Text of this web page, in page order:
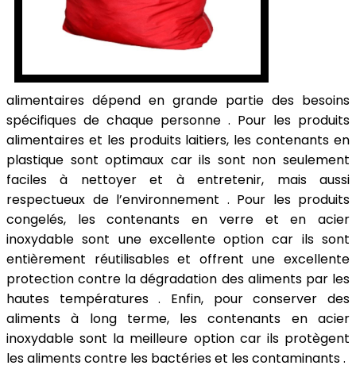
alimentaires dépend en grande partie des besoins
spécifiques de chaque personne . Pour les produits
alimentaires et les produits laitiers, les contenants en
plastique sont optimaux car ils sont non seulement
faciles à nettoyer et à entretenir, mais aussi
respectueux de l’environnement . Pour les produits
congelés, les contenants en verre et en acier
inoxydable sont une excellente option car ils sont
entièrement réutilisables et offrent une excellente
protection contre la dégradation des aliments par les
hautes températures . Enfin, pour conserver des
aliments à long terme, les contenants en acier
inoxydable sont la meilleure option car ils protègent
les aliments contre les bactéries et les contaminants .